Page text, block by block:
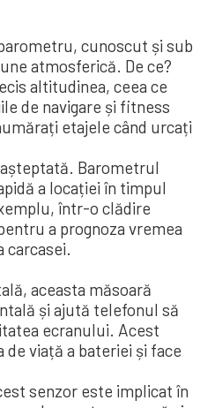
cunoscut și sub
atmosferică. De ce?
altitudinea, ceea ce
de navigare și fitness
etajele când urcați
Barometrul
a locației în timpul
într-o clădire
a prognoza vremea
carcasei.
aceasta măsoară
și ajută telefonul să
ecranului. Acest
viață a bateriei și face
senzor este implicat în